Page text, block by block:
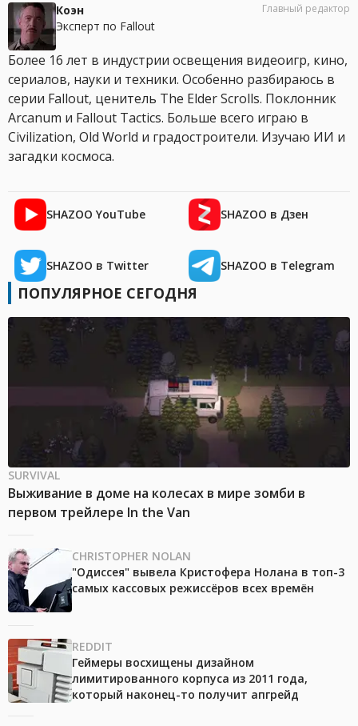
Коэн
Эксперт по Fallout
Главный редактор
Более 16 лет в индустрии освещения видеоигр, кино,
сериалов, науки и техники. Особенно разбираюсь в
серии Fallout, ценитель The Elder Scrolls. Поклонник
Arcanum и Fallout Tactics. Больше всего играю в
Civilization, Old World и градостроители. Изучаю ИИ и
загадки космоса.
SHAZOO YouTube SHAZOO в Дзен
SHAZOO в Twitter SHAZOO в Telegram
ПОПУЛЯРНОЕ СЕГОДНЯ
SURVIVAL
Выживание в доме на колесах в мире зомби в
первом трейлере In the Van
CHRISTOPHER NOLAN
"Одиссея" вывела Кристофера Нолана в топ-3
самых кассовых режиссёров всех времён
REDDIT
Геймеры восхищены дизайном
лимитированного корпуса из 2011 года,
который наконец-то получит апгрейд